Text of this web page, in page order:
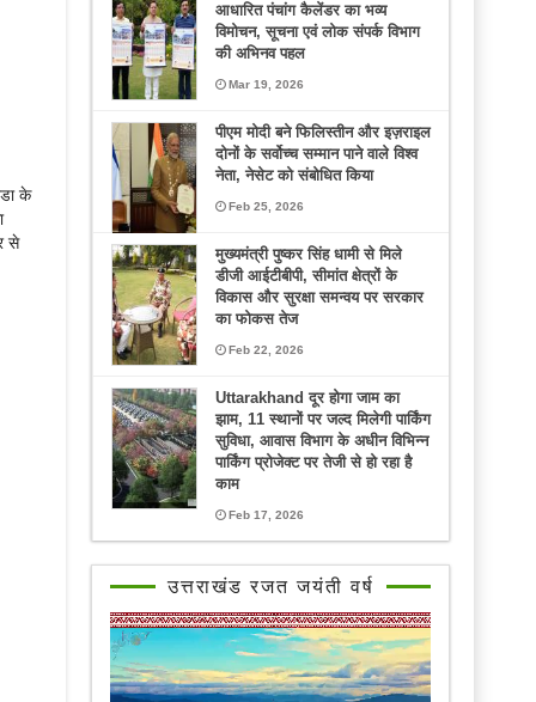
के
से
आधारित पंचांग कैलेंडर का भव्य
विमोचन, सूचना एवं लोक संपर्क विभाग
की अभिनव पहल
Mar 19, 2026
पीएम मोदी बने फिलिस्तीन और इज़राइल
दोनों के सर्वोच्च सम्मान पाने वाले विश्व
नेता, नेसेट को संबोधित किया
Feb 25, 2026
मुख्यमंत्री पुष्कर सिंह धामी से मिले
डीजी आईटीबीपी, सीमांत क्षेत्रों के
विकास और सुरक्षा समन्वय पर सरकार
का फोकस तेज
Feb 22, 2026
Uttarakhand दूर होगा जाम का
झाम, 11 स्थानों पर जल्द मिलेगी पार्किंग
सुविधा, आवास विभाग के अधीन विभिन्न
पार्किंग प्रोजेक्ट पर तेजी से हो रहा है
काम
Feb 17, 2026
उत्तराखंड रजत जयंती वर्ष